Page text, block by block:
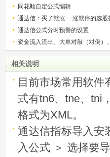
的技巧（图解）
同花顺自定公式编辑
通达信：买了就涨 一涨就停的选股
通达信公式分时预警的设置
资金流入流出、大单对敲（对倒）
相关说明
目前市场常用软件
式有tn6、tne、tni
格式为XML。
通达信指标导入安
入公式 ＞ 选择要